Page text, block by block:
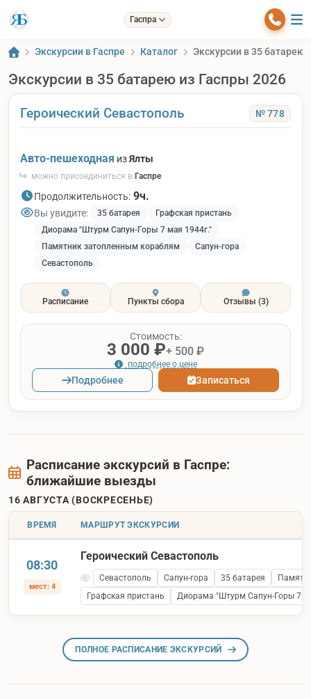
Гаспра
Экскурсии в Гаспре Каталог Экскурсии в 35 батарею
Экскурсии в 35 батарею из Гаспры 2026
Героический Севастополь № 778
Авто-пешеходная изЯлты
можно присоединиться в Гаспре
Продолжительность: 9ч.
Вы увидите: 35 батарея
Графская пристань
Диорама "Штурм Сапун-Горы 7 мая 1944г."
Памятник затопленным кораблям
Сапун-гора
Севастополь
Расписание Пункты сбора Отзывы (3)
Стоимость:
3 000 ₽+ 500 ₽
подробнее о цене
Подробнее Записаться
Расписание экскурсий в Гаспре:
ближайшие выезды
16 АВГУСТА (ВОСКРЕСЕНЬЕ)
ВРЕМЯ МАРШРУТ ЭКСКУРСИИ
08:30
мест: 4
Героический Севастополь
Севастополь Сапун-гора 35 батарея
Графская пристань
Диорама "Штурм Сапун-Горы 7
ПОЛНОЕ РАСПИСАНИЕ ЭКСКУРСИЙ